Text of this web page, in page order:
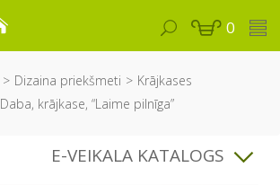
0
Dizaina priekšmeti
Krājkases
Daba, krājkase, “Laime pilnīga”
E-VEIKALA KATALOGS